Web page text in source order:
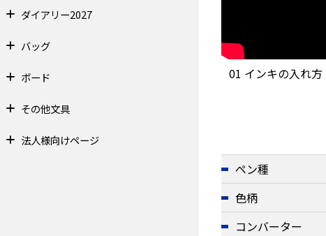
01 インキの入れ方
ペン種
色柄
コンバーター
ダイアリー2027
バッグ
ボード
その他文具
法人様向けページ